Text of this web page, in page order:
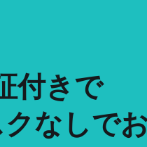
付きで
なしで